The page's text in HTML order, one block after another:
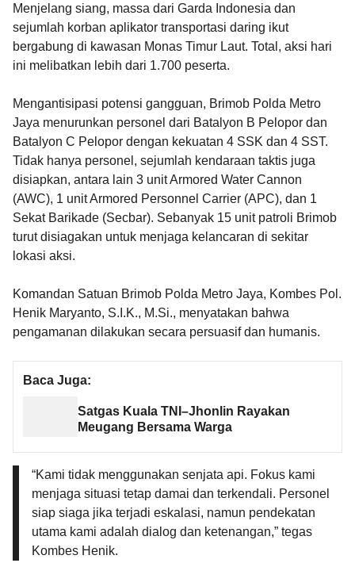
Menjelang siang, massa dari Garda Indonesia dan
sejumlah korban aplikator transportasi daring ikut
bergabung di kawasan Monas Timur Laut. Total, aksi hari
ini melibatkan lebih dari 1.700 peserta.
Mengantisipasi potensi gangguan, Brimob Polda Metro
Jaya menurunkan personel dari Batalyon B Pelopor dan
Batalyon C Pelopor dengan kekuatan 4 SSK dan 4 SST.
Tidak hanya personel, sejumlah kendaraan taktis juga
disiapkan, antara lain 3 unit Armored Water Cannon
(AWC), 1 unit Armored Personnel Carrier (APC), dan 1
Sekat Barikade (Secbar). Sebanyak 15 unit patroli Brimob
turut disiagakan untuk menjaga kelancaran di sekitar
lokasi aksi.
Komandan Satuan Brimob Polda Metro Jaya, Kombes Pol.
Henik Maryanto, S.I.K., M.Si., menyatakan bahwa
pengamanan dilakukan secara persuasif dan humanis.
Baca Juga:
Satgas Kuala TNI–Jhonlin Rayakan
Meugang Bersama Warga
“Kami tidak menggunakan senjata api. Fokus kami
menjaga situasi tetap damai dan terkendali. Personel
siap siaga jika terjadi eskalasi, namun pendekatan
utama kami adalah dialog dan ketenangan,” tegas
Kombes Henik.